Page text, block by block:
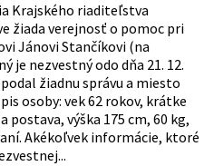
Krajského riaditeľstva
žiada verejnosť o pomoc pri
Jánovi Stančíkovi (na
je nezvestný odo dňa 21. 12.
žiadnu správu a miesto
osoby: vek 62 rokov, krátke
postava, výška 175 cm, 60 kg,
Akékoľvek informácie, ktoré